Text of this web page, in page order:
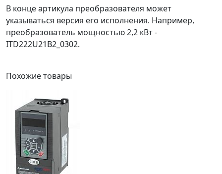
В конце артикула преобразователя может
указываться версия его исполнения. Например,
преобразователь мощностью 2,2 кВт -
ITD222U21B2_0302.
Похожиетовары